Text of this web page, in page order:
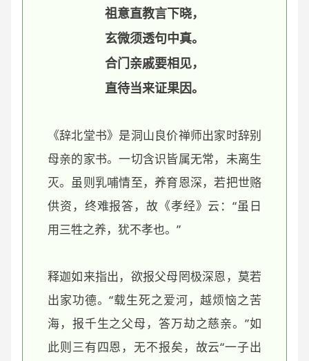
祖意直教言下晓，
玄微须透句中真。
合门亲戚要相见，
直待当来证果因。‌‌
《辞北堂书》是洞山良价禅师出家时辞别
母亲的家书。一切含识皆属无常，未离生
灭。虽则乳哺情至，养育恩深，若把世赂
供资，终难报答，故《孝经》云：“虽日
用三牲之养，犹不孝也。”
释迦如来指出，欲报父母罔极深恩，莫若
出家功德。“载生死之爱河，越烦恼之苦
海，报千生之父母，答万劫之慈亲。”如
此则三有四恩，无不报矣，故云“一子出